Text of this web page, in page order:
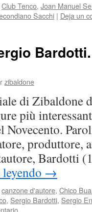
Club Tenco, Joan Manuel
Sacchi | Deja un
zibaldone
di Zibaldone
più
Novecento.
produttore,
Bardotti
→
canzone d'autore, Chico
, Sergio Bardotti, Sergio